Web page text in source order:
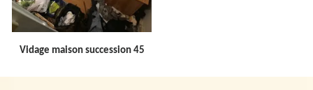
Vidage maison succession 45